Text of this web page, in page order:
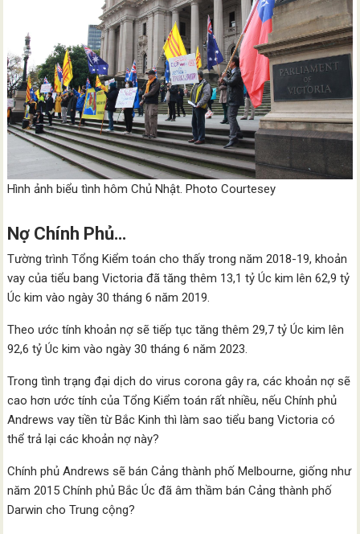
Hình ảnh biểu tình hôm Chủ Nhật. Photo Courtesey
Nợ Chính Phủ…
Tường trình Tổng Kiểm toán cho thấy trong năm 2018-19, khoản
vay của tiểu bang Victoria đã tăng thêm 13,1 tỷ Úc kim lên 62,9 tỷ
Úc kim vào ngày 30 tháng 6 năm 2019.
Theo ước tính khoản nợ sẽ tiếp tục tăng thêm 29,7 tỷ Úc kim lên
92,6 tỷ Úc kim vào ngày 30 tháng 6 năm 2023.
Trong tình trạng đại dịch do virus corona gây ra, các khoản nợ sẽ
cao hơn ước tính của Tổng Kiểm toán rất nhiều, nếu Chính phủ
Andrews vay tiền từ Bắc Kinh thì làm sao tiểu bang Victoria có
thể trả lại các khoản nợ này?
Chính phủ Andrews sẽ bán Cảng thành phố Melbourne, giống như
năm 2015 Chính phủ Bắc Úc đã âm thầm bán Cảng thành phố
Darwin cho Trung cộng?